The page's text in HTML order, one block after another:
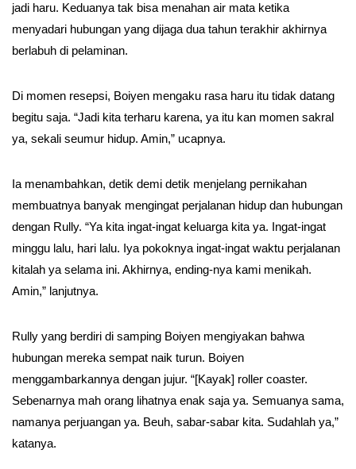
jadi haru. Keduanya tak bisa menahan air mata ketika
menyadari hubungan yang dijaga dua tahun terakhir akhirnya
berlabuh di pelaminan.
Di momen resepsi, Boiyen mengaku rasa haru itu tidak datang
begitu saja. “Jadi kita terharu karena, ya itu kan momen sakral
ya, sekali seumur hidup. Amin,” ucapnya.
Ia menambahkan, detik demi detik menjelang pernikahan
membuatnya banyak mengingat perjalanan hidup dan hubungan
dengan Rully. “Ya kita ingat-ingat keluarga kita ya. Ingat-ingat
minggu lalu, hari lalu. Iya pokoknya ingat-ingat waktu perjalanan
kitalah ya selama ini. Akhirnya, ending-nya kami menikah.
Amin,” lanjutnya.
Rully yang berdiri di samping Boiyen mengiyakan bahwa
hubungan mereka sempat naik turun. Boiyen
menggambarkannya dengan jujur. “[Kayak] roller coaster.
Sebenarnya mah orang lihatnya enak saja ya. Semuanya sama,
namanya perjuangan ya. Beuh, sabar-sabar kita. Sudahlah ya,”
katanya.